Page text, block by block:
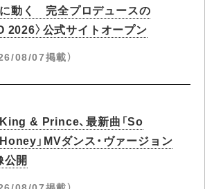
に動く 完全プロデュースの
2026〉公式サイトオープン
08/07掲載）
King & Prince、最新曲「So
Honey」MVダンス・ヴァージョン
公開